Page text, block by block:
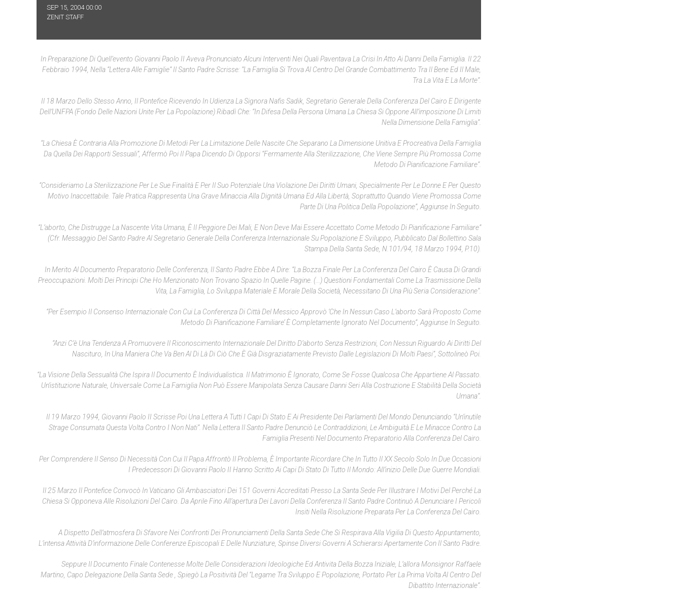
SEP 15, 2004 00:00
ZENIT STAFF
In Preparazione Di Quell’evento Giovanni Paolo II Aveva Pronunciato Alcuni Interventi Nei Quali Paventava La Crisi In Atto Ai Danni Della Famiglia. Il 22
Febbraio 1994, Nella “Lettera Alle Famiglie” Il Santo Padre Scrisse: “La Famiglia Si Trova Al Centro Del Grande Combattimento Tra Il Bene Ed Il Male,
Tra La Vita E La Morte”.
Il 18 Marzo Dello Stesso Anno, Il Pontefice Ricevendo In Udienza La Signora Nafis Sadik, Segretario Generale Della Conferenza Del Cairo E Dirigente
Dell’UNFPA (Fondo Delle Nazioni Unite Per La Popolazione) Ribadì Che: “In Difesa Della Persona Umana La Chiesa Si Oppone All’imposizione Di Limiti
Nella Dimensione Della Famiglia”.
“La Chiesa È Contraria Alla Promozione Di Metodi Per La Limitazione Delle Nascite Che Separano La Dimensione Unitiva E Procreativa Della Famiglia
Da Quella Dei Rapporti Sessuali”, Affermò Poi Il Papa Dicendo Di Opporsi “fermamente Alla Sterilizzazione, Che Viene Sempre Più Promossa Come
Metodo Di Pianificazione Familiare”.
”Consideriamo La Sterilizzazione Per Le Sue Finalità E Per Il Suo Potenziale Una Violazione Dei Diritti Umani, Specialmente Per Le Donne E Per Questo
Motivo Inaccettabile. Tale Pratica Rappresenta Una Grave Minaccia Alla Dignità Umana Ed Alla Libertà, Soprattutto Quando Viene Promossa Come
Parte Di Una Politica Della Popolazione”, Aggiunse In Seguito.
“L’aborto, Che Distrugge La Nascente Vita Umana, È Il Peggiore Dei Mali, E Non Deve Mai Essere Accettato Come Metodo Di Pianificazione Familiare”
(Cfr. Messaggio Del Santo Padre Al Segretario Generale Della Conferenza Internazionale Su Popolazione E Sviluppo , Pubblicato Dal Bollettino Sala
Stampa Della Santa Sede, N.101/94, 18 Marzo 1994, P.10).
In Merito Al Documento Preparatorio Delle Conferenza, Il Santo Padre Ebbe A Dire: “La Bozza Finale Per La Conferenza Del Cairo È Causa Di Grandi
Preoccupazioni. Molti Dei Principi Che Ho Menzionato Non Trovano Spazio In Quelle Pagine. (...) Questioni Fondamentali Come La Trasmissione Della
Vita, La Famiglia, Lo Sviluppa Materiale E Morale Della Società, Necessitano Di Una Più Seria Considerazione”.
“Per Esempio Il Consenso Internazionale Con Cui La Conferenza Di Città Del Messico Approvò ‘che In Nessun Caso L’aborto Sarà Proposto Come
Metodo Di Pianificazione Familiare’ È Completamente Ignorato Nel Documento”, Aggiunse In Seguito.
“Anzi C’è Una Tendenza A Promuovere Il Riconoscimento Internazionale Del Diritto D’aborto Senza Restrizioni, Con Nessun Riguardo Ai Diritti Del
Nascituro, In Una Maniera Che Va Ben Al Di Là Di Ciò Che È Già Disgraziatamente Previsto Dalle Legislazioni Di Molti Paesi”, Sottolineò Poi.
“La Visione Della Sessualità Che Ispira Il Documento È Individualistica. Il Matrimonio È Ignorato, Come Se Fosse Qualcosa Che Appartiene Al Passato.
Un’istituzione Naturale, Universale Come La Famiglia Non Può Essere Manipolata Senza Causare Danni Seri Alla Costruzione E Stabilità Della Società
Umana”.
Il 19 Marzo 1994, Giovanni Paolo II Scrisse Poi Una Lettera A Tutti I Capi Di Stato E Ai Presidente Dei Parlamenti Del Mondo Denunciando “un’inutile
Strage Consumata Questa Volta Contro I Non Nati”. Nella Lettera Il Santo Padre Denunciò Le Contraddizioni, Le Ambiguità E Le Minacce Contro La
Famiglia Presenti Nel Documento Preparatorio Alla Conferenza Del Cairo.
Per Comprendere Il Senso Di Necessità Con Cui Il Papa Affrontò Il Problema, È Importante Ricordare Che In Tutto Il XX Secolo Solo In Due Occasioni
I Predecessori Di Giovanni Paolo II Hanno Scritto Ai Capi Di Stato Di Tutto Il Mondo: All’inizio Delle Due Guerre Mondiali.
Il 25 Marzo Il Pontefice Convocò In Vaticano Gli Ambasciatori Dei 151 Governi Accreditati Presso La Santa Sede Per Illustrare I Motivi Del Perché La
Chiesa Si Opponeva Alle Risoluzioni Del Cairo. Da Aprile Fino All’apertura Dei Lavori Della Conferenza Il Santo Padre Continuò A Denunciare I Pericoli
Insiti Nella Risoluzione Preparata Per La Conferenza Del Cairo.
A Dispetto Dell’atmosfera Di Sfavore Nei Confronti Dei Pronunciamenti Della Santa Sede Che Si Respirava Alla Vigilia Di Questo Appuntamento,
L’intensa Attività D’informazione Delle Conferenze Episcopali E Delle Nunziature, Spinse Diversi Governi A Schierarsi Apertamente Con Il Santo Padre.
Seppure Il Documento Finale Contenesse Molte Delle Considerazioni Ideologiche Ed Antivita Della Bozza Iniziale, L’allora Monsignor Raffaele
Martino, Capo Delegazione Della Santa Sede , Spiegò La Positività Del “legame Tra Sviluppo E Popolazione, Portato Per La Prima Volta Al Centro Del
Dibattito Internazionale”.